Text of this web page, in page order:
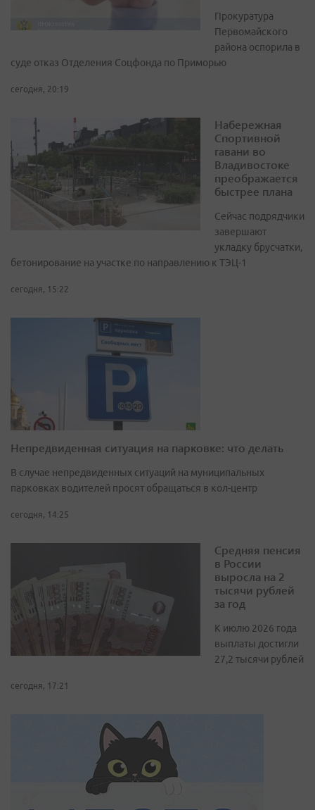
Прокуратура
Первомайского
района оспорила в
суде отказ Отделения Соцфонда по Приморью
сегодня, 20:19
Набережная
Спортивной
гавани во
Владивостоке
преображается
быстрее плана
Сейчас подрядчики
завершают
укладку брусчатки,
бетонирование на участке по направлению к ТЭЦ-1
сегодня, 15:22
Непредвиденная ситуация на парковке: что делать
В случае непредвиденных ситуаций на муниципальных
парковках водителей просят обращаться в кол-центр
сегодня, 14:25
Средняя пенсия
в России
выросла на 2
тысячи рублей
за год
К июлю 2026 года
выплаты достигли
27,2 тысячи рублей
сегодня, 17:21